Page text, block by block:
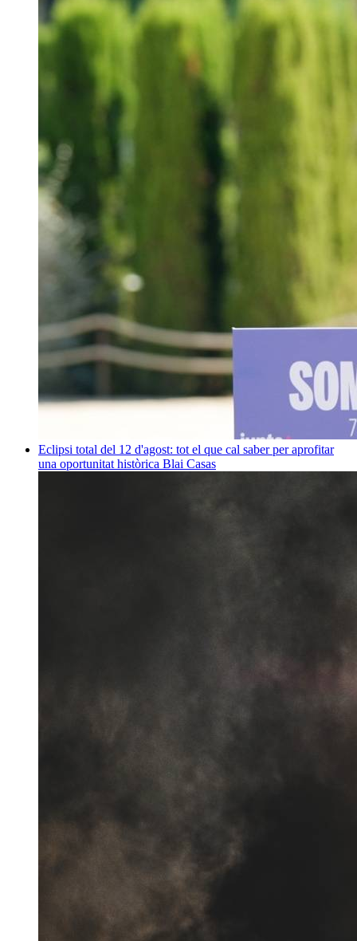
Eclipsi total del 12 d'agost: tot el que cal saber per aprofitar
una oportunitat històrica Blai Casas